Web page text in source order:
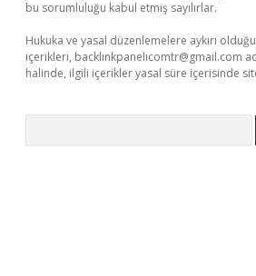
bu sorumluluğu kabul etmiş sayılırlar.
Hukuka ve yasal düzenlemelere aykırı
içerikleri, backlinkpanelicomtr@gmail.com
halinde, ilgili içerikler yasal süre içerisinde